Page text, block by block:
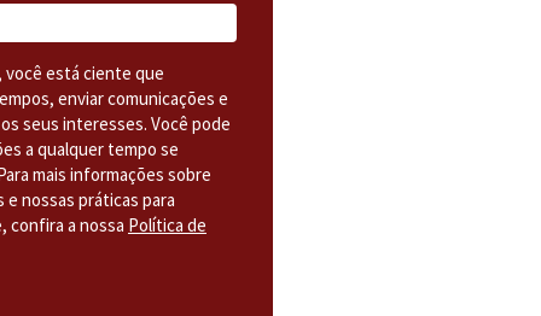
você está ciente que
enviar comunicações e
seus interesses. Você pode
a qualquer tempo se
mais informações sobre
nossas práticas para
confira a nossa Política de